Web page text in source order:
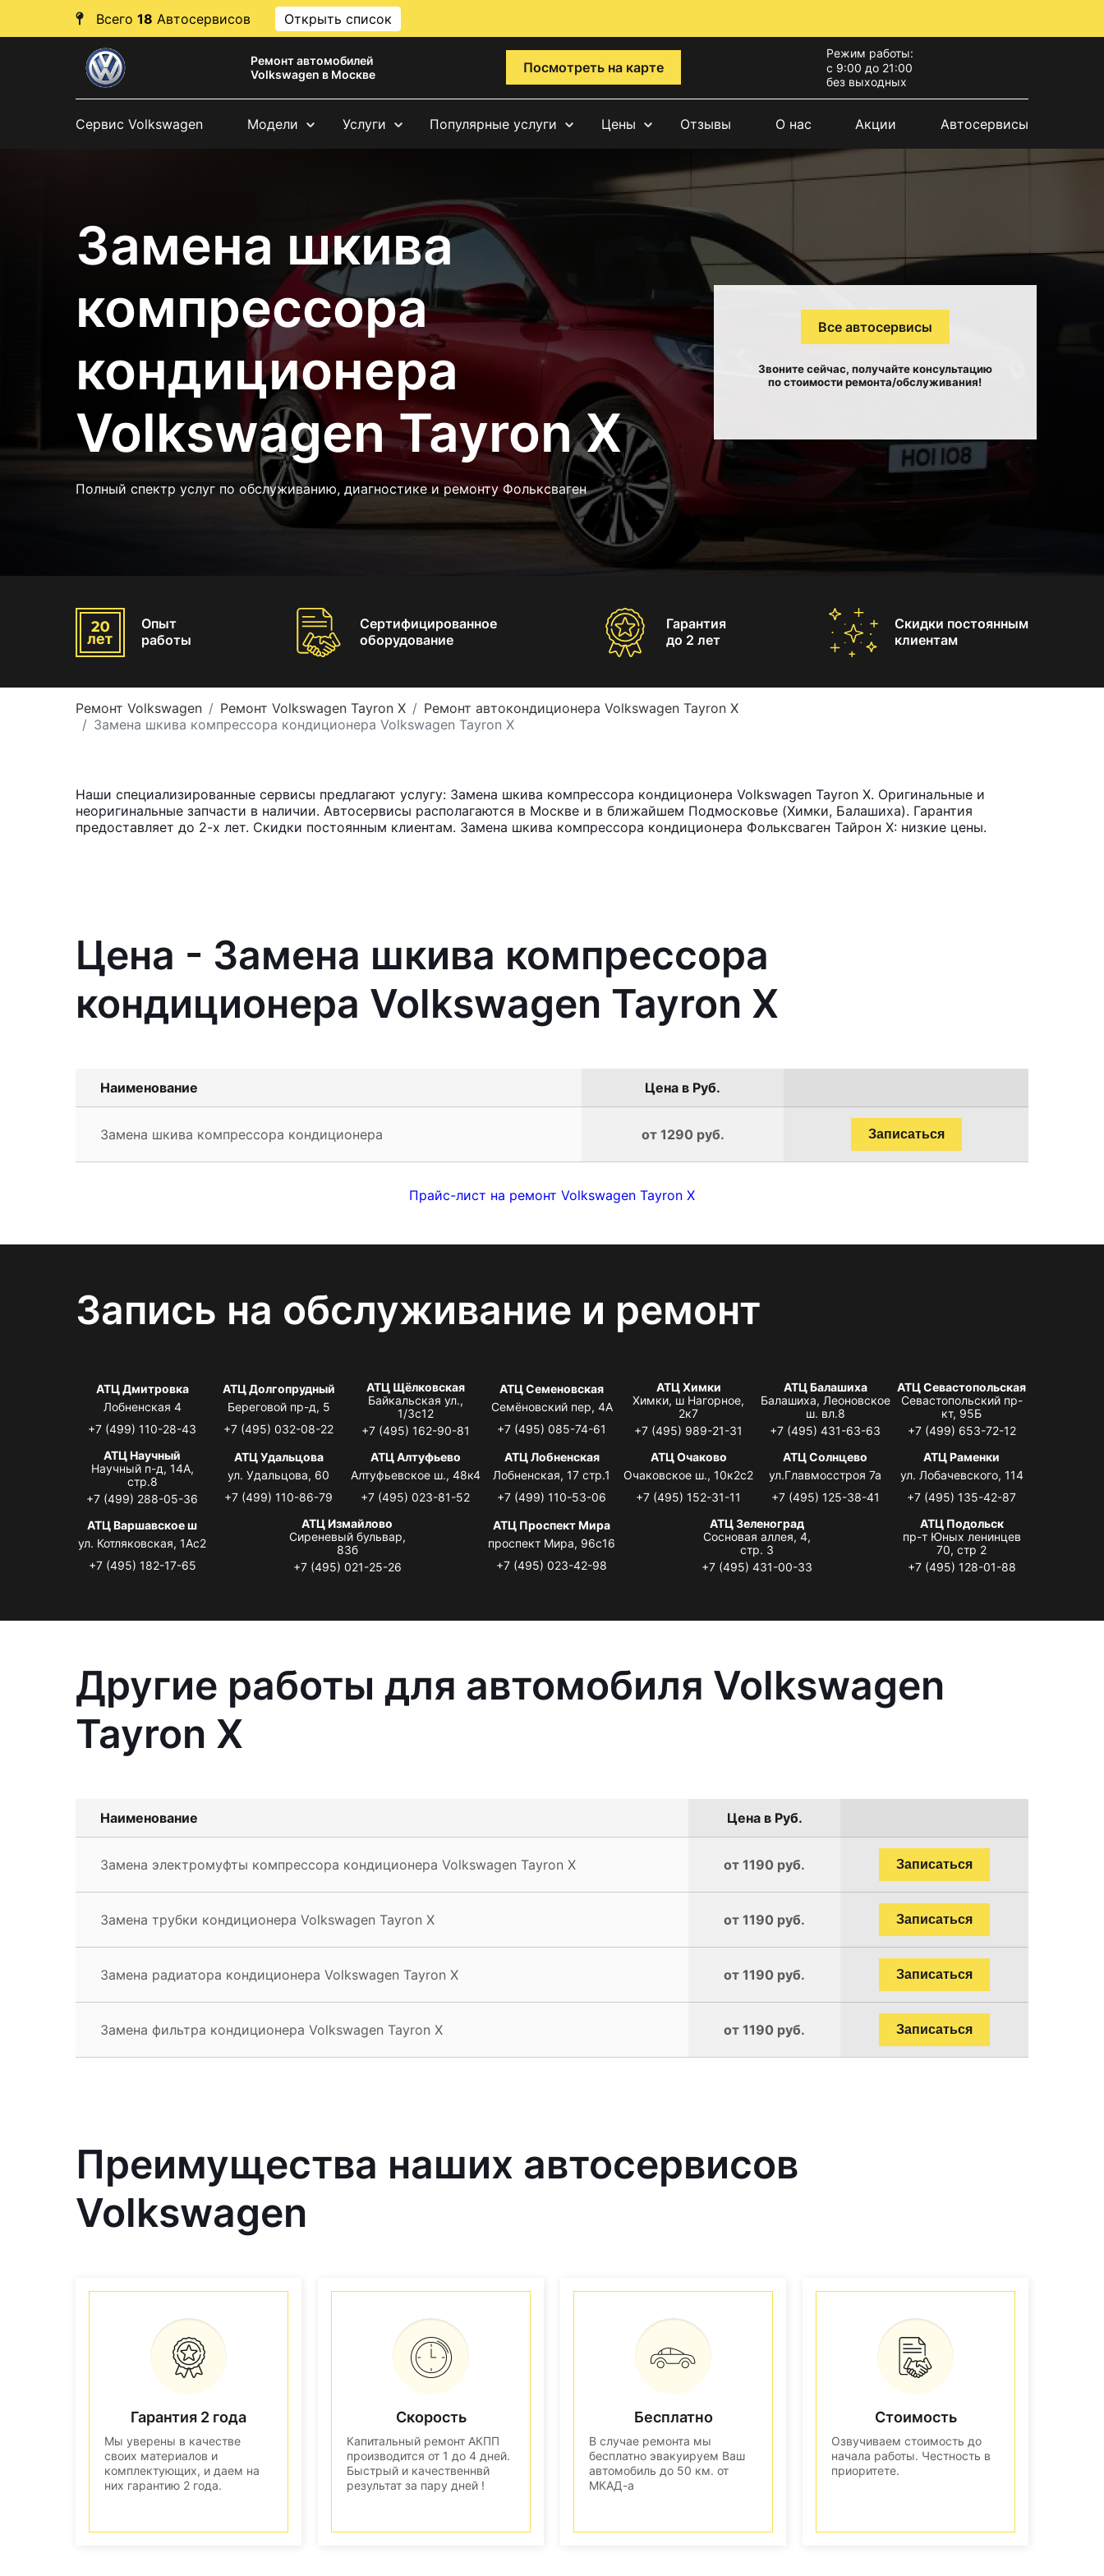
Всего 18 Автосервисов Открыть список
Ремонт автомобилей
Volkswagen в Москве
Посмотреть на карте
Режим работы:
с 9:00 до 21:00
без выходных
Сервис Volkswagen Модели Услуги Популярные услуги Цены Отзывы О нас Акции Автосервисы
Замена шкива
компрессора
кондиционера
Volkswagen Tayron X
Полный спектр услуг по обслуживанию, диагностике и ремонту Фольксваген
Все автосервисы
Звоните сейчас, получайте консультацию
по стоимости ремонта/обслуживания!
Опыт
работы
Сертифицированное
оборудование
Гарантия
до 2 лет
Скидки постоянным
клиентам
Ремонт Volkswagen Ремонт Volkswagen Tayron X
Ремонт автокондиционера Volkswagen Tayron X
Замена шкива компрессора кондиционера Volkswagen Tayron X
Наши специализированные сервисы предлагают услугу: Замена шкива компрессора кондиционера Volkswagen Tayron X. Оригинальные и
неоригинальные запчасти в наличии. Автосервисы располагаются в Москве и в ближайшем Подмосковье (Химки, Балашиха). Гарантия
предоставляет до 2-х лет. Скидки постоянным клиентам. Замена шкива компрессора кондиционера Фольксваген Тайрон Х: низкие цены.
Цена - Замена шкива компрессора
кондиционера Volkswagen Tayron X
Наименование Цена в Руб.
Замена шкива компрессора кондиционера от 1290 руб. Записаться
Прайс-лист на ремонт Volkswagen Tayron X
Запись на обслуживание и ремонт
АТЦ Дмитровка
Лобненская 4
+7 (499) 110-28-43
АТЦ Долгопрудный
Береговой пр-д, 5
+7 (495) 032-08-22
АТЦ Щёлковская
Байкальская ул.,
1/3с12
+7 (495) 162-90-81
АТЦ Семеновская
Семёновский пер, 4А
+7 (495) 085-74-61
АТЦ Химки
Химки, ш Нагорное,
2к7
+7 (495) 989-21-31
АТЦ Балашиха
Балашиха, Леоновское
ш. вл.8
+7 (495) 431-63-63
АТЦ Севастопольская
Севастопольский пр-
кт, 95Б
+7 (499) 653-72-12
АТЦ Научный
Научный п-д, 14А,
стр.8
+7 (499) 288-05-36
АТЦ Удальцова
ул. Удальцова, 60
+7 (499) 110-86-79
АТЦ Алтуфьево
Алтуфьевское ш., 48к4
+7 (495) 023-81-52
АТЦ Лобненская
Лобненская, 17 стр.1
+7 (499) 110-53-06
АТЦ Очаково
Очаковское ш., 10к2с2
+7 (495) 152-31-11
АТЦ Солнцево
ул.Главмосстроя 7а
+7 (495) 125-38-41
АТЦ Раменки
ул. Лобачевского, 114
+7 (495) 135-42-87
АТЦ Варшавское ш
ул. Котляковская, 1Ас2
+7 (495) 182-17-65
АТЦ Измайлово
Сиреневый бульвар,
83б
+7 (495) 021-25-26
АТЦ Проспект Мира
проспект Мира, 96с16
+7 (495) 023-42-98
АТЦ Зеленоград
Сосновая аллея, 4,
стр. 3
+7 (495) 431-00-33
АТЦ Подольск
пр-т Юных ленинцев
70, стр 2
+7 (495) 128-01-88
Другие работы для автомобиля Volkswagen
Tayron X
Наименование Цена в Руб.
Замена электромуфты компрессора кондиционера Volkswagen Tayron X от 1190 руб. Записаться
Замена трубки кондиционера Volkswagen Tayron X от 1190 руб. Записаться
Замена радиатора кондиционера Volkswagen Tayron X от 1190 руб. Записаться
Замена фильтра кондиционера Volkswagen Tayron X от 1190 руб. Записаться
Преимущества наших автосервисов
Volkswagen
Гарантия 2 года
Мы уверены в качестве
своих материалов и
комплектующих, и даем на
них гарантию 2 года.
Скорость
Капитальный ремонт АКПП
производится от 1 до 4 дней.
Быстрый и качественнвй
результат за пару дней !
Бесплатно
В случае ремонта мы
бесплатно эвакуируем Ваш
автомобиль до 50 км. от
МКАД-а
Стоимость
Озвучиваем стоимость до
начала работы. Честность в
приоритете.